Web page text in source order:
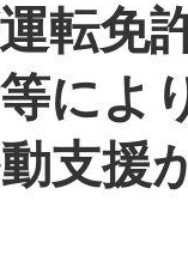
転免
によ
支援